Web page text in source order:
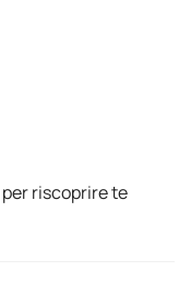
per riscoprire te